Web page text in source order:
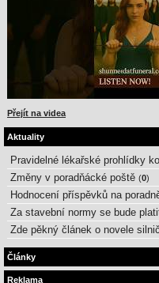
Přejít na videa
Aktuality
Pravidelné lékařské prohlídky
Změny v poradňácké poště (0)
Hodnocení příspěvků na
Za stavební normy se bude
Zde pěkný článek o novele
Články
Reklama